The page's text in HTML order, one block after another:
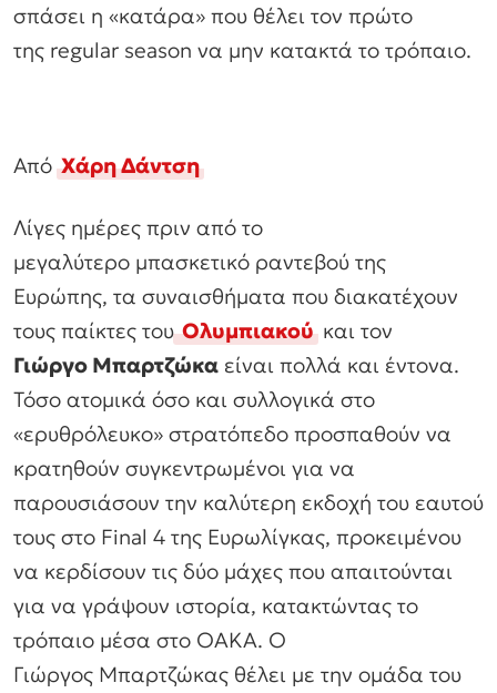
σπάσει η «κατάρα» που θέλει τον πρώτο
της regular season να μην κατακτά το τρόπαιο.
ΑπόΧάρη Δάντση
Λίγες ημέρες πριν από το
μεγαλύτερο μπασκετικό ραντεβού της
Ευρώπης, τα συναισθήματα που διακατέχουν
τους παίκτες τουΟλυμπιακούκαι τον
Γιώργο Μπαρτζώκα είναι πολλά και έντονα.
Τόσο ατομικά όσο και συλλογικά στο
«ερυθρόλευκο» στρατόπεδο προσπαθούν να
κρατηθούν συγκεντρωμένοι για να
παρουσιάσουν την καλύτερη εκδοχή του εαυτού
τους στο Final 4 της Ευρωλίγκας, προκειμένου
να κερδίσουν τις δύο μάχες που απαιτούνται
για να γράψουν ιστορία, κατακτώντας το
τρόπαιο μέσα στο ΟΑΚΑ. Ο
Γιώργος Μπαρτζώκας θέλει με την ομάδα του